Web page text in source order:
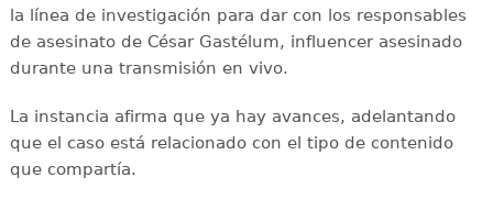
la línea de investigación para dar con los responsables
de asesinato de César Gastélum, influencer asesinado
durante una transmisión en vivo.
La instancia afirma que ya hay avances, adelantando
que el caso está relacionado con el tipo de contenido
que compartía.